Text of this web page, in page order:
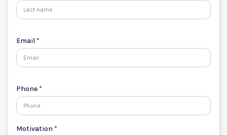
Email *
Phone *
Motivation *